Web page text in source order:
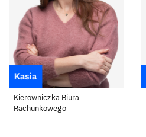
Kierowniczka Biura
Rachunkowego